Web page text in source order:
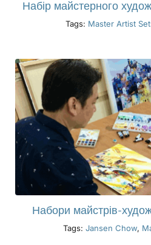
Набір майстерного
Tags: Master Artist
Набори майстрів-
Tags: Jansen Chow,